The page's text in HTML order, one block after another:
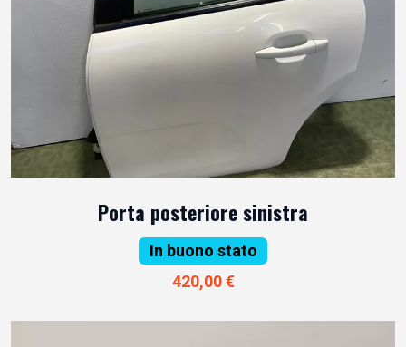
Porta posteriore sinistra
In buono stato
420,00 €